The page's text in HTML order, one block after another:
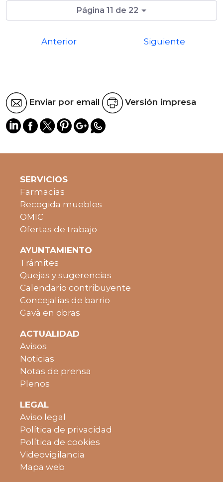
Página 11 de 22
Anterior Siguiente
Enviar por email Versión impresa
SERVICIOS
Farmacias
Recogida muebles
OMIC
Ofertas de trabajo
AYUNTAMIENTO
Trámites
Quejas y sugerencias
Calendario contribuyente
Concejalías de barrio
Gavà en obras
ACTUALIDAD
Avisos
Noticias
Notas de prensa
Plenos
LEGAL
Aviso legal
Política de privacidad
Política de cookies
Videovigilancia
Mapa web